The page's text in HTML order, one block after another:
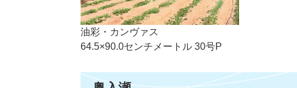
油彩・カンヴァス
64.5×90.0センチメートル 30号P